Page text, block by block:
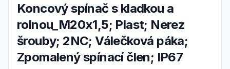
Koncový spínač s kladkou a
rolnou_M20x1,5; Plast; Nerez
šrouby; 2NC; Válečková páka;
Zpomalený spínací člen; IP67